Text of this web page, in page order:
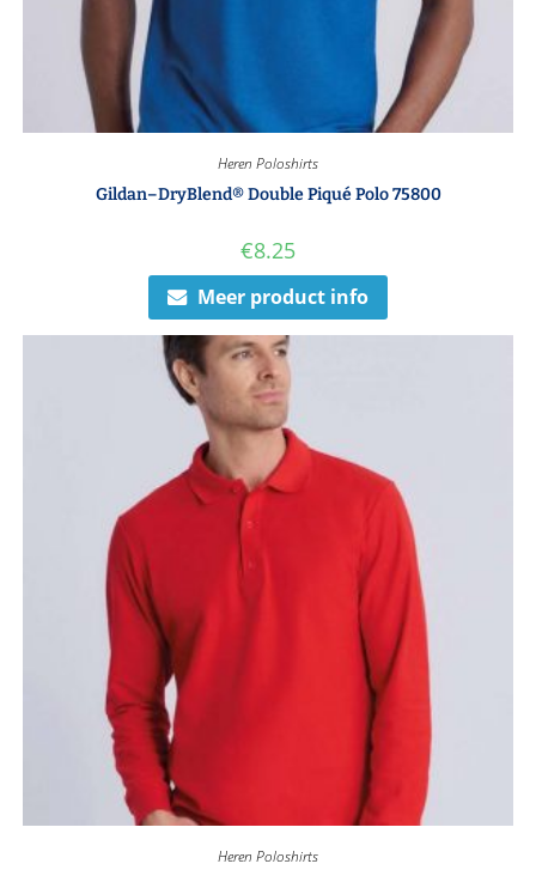
Heren Poloshirts
Gildan–DryBlend® Double Piqué Polo 75800
€8.25
Meer product info
Heren Poloshirts